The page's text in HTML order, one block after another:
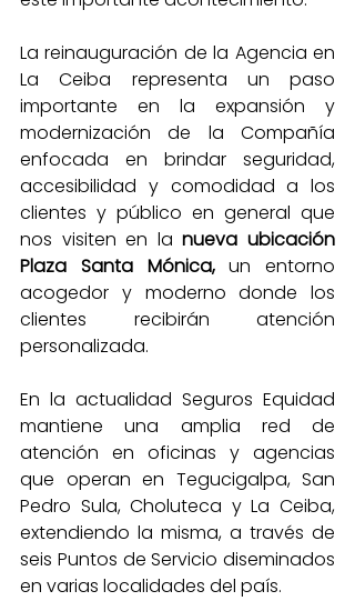
La reinauguración de la Agencia en
La Ceiba representa un paso
importante en la expansión y
modernización de la Compañía
enfocada en brindar seguridad,
accesibilidad y comodidad a los
clientes y público en general que
nos visiten en la nueva ubicación
Plaza Santa Mónica, un entorno
acogedor y moderno donde los
clientes recibirán atención
personalizada.
En la actualidad Seguros Equidad
mantiene una amplia red de
atención en oficinas y agencias
que operan en Tegucigalpa, San
Pedro Sula, Choluteca y La Ceiba,
extendiendo la misma, a través de
seis Puntos de Servicio diseminados
en varias localidades del país.